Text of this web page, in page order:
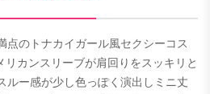
点のトナカイガール風セクシーコス
リカンスリーブが肩回りをスッキリと
ルー感が少し色っぽく演出しミニ丈